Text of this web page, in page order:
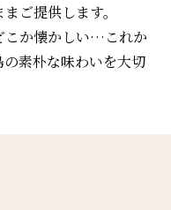
ご提供します。
こか懐かしい…これか
素朴な味わいを大切